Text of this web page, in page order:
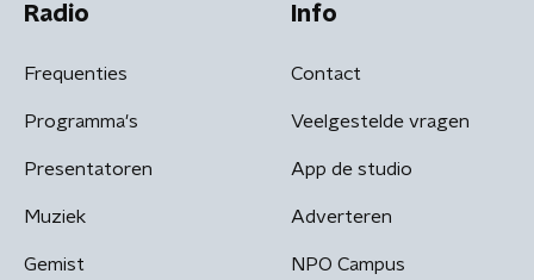
Radio
Frequenties
Programma's
Presentatoren
Muziek
Gemist
Info
Contact
Veelgestelde vragen
App de studio
Adverteren
NPO Campus